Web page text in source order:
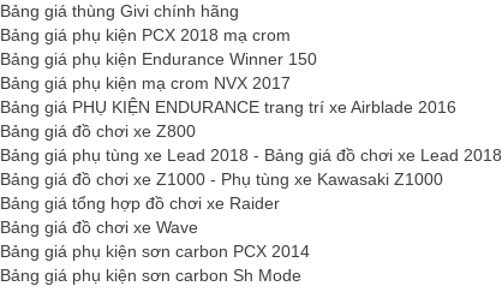
Bảng giá thùng Givi chính hãng
Bảng giá phụ kiện PCX 2018 mạ crom
Bảng giá phụ kiện Endurance Winner 150
Bảng giá phụ kiện mạ crom NVX 2017
Bảng giá PHỤ KIỆN ENDURANCE trang trí xe Airblade 2016
Bảng giá đồ chơi xe Z800
Bảng giá phụ tùng xe Lead 2018 - Bảng giá đồ chơi xe Lead 2018
Bảng giá đồ chơi xe Z1000 - Phụ tùng xe Kawasaki Z1000
Bảng giá tổng hợp đồ chơi xe Raider
Bảng giá đồ chơi xe Wave
Bảng giá phụ kiện sơn carbon PCX 2014
Bảng giá phụ kiện sơn carbon Sh Mode